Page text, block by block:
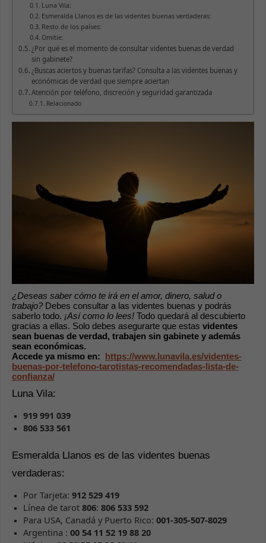
Luna Vila:
Esmeralda Llanos es de las videntes buenas verdaderas:
Resto de los países:
Omitie:
¿Por qué es el momento de consultar videntes buenas de verdad
sin gabinete?
¿Buscas aciertos y buenas tarifas? Consulta a las videntes buenas y
económicas de verdad que siempre aciertan
Atención por teléfono, discreción y seguridad garantizada
Relacionado
¿Deseas saber cómo te irá en el amor, dinero, salud o
trabajo? Debes consultar a las videntes buenas y podrás
saberlo todo. ¡Así como lo lees! Todo quedará al descubierto
gracias a ellas. Solo debes asegurarte que estas videntes
sean buenas de verdad, trabajen sin gabinete y además
sean económicas.
Accede ya mismo en:
https://www.lunavila.es/videntes-
buenas-por-telefono-tarotistas-recomendadas-lista-de-
confianza/
Luna Vila:
919 991 039
806 533 561
Esmeralda Llanos es de las videntes buenas
verdaderas:
Por Tarjeta: 912 529 419
Línea de tarot 806: 806 533 592
Para USA, Canadá y Puerto Rico: 001-305-507-8029
Argentina : 00 54 11 52 19 88 20